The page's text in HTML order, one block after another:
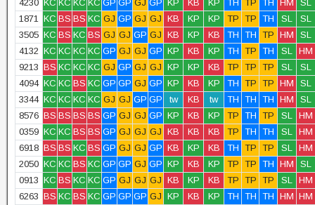
4230 KC KC KC KC GP GP GJ GP KP KB KP TH TP TH HM
SL
1871 KC BS BS KC GJ GP GJ GJ KB KP KP TP TP TH SL
SL
3505 KC BS KC BS GJ GJ GP GJ KB KP KB TH TH TP HM
SL
4132 KC KC KC KC GP GJ GJ GP KP KB KP TH TP TH SL HM
9213 BS KC KC KC GJ GP GJ GJ KP KP KB TP TP TP SL
SL
4094 KC KC BS KC GP GP GJ GP KP KB KP TH TP TP HM
SL
3344 KC KC KC KC GJ GJ GP GP tw KB tw TH TH TH HM
SL
8576 BS BS BS BS GP GJ GJ GP KP KB KP TP TH TP SL HM
0359 KC KC BS BS GP GJ GJ GJ KB KB KB TP TH TH SL HM
6918 BS BS KC BS GP GJ GJ GP KB KP KB TH TP TP SL HM
2050 KC KC BS KC GP GP GJ GP KP KB KP TP TP TH HM
SL
0913 KC BS KC KC GP GJ GJ GJ KB KP KB TP TP TP SL HM
6263 BS KC BS KC GP GP GP GJ KP KB KP TH TH TH HM HM